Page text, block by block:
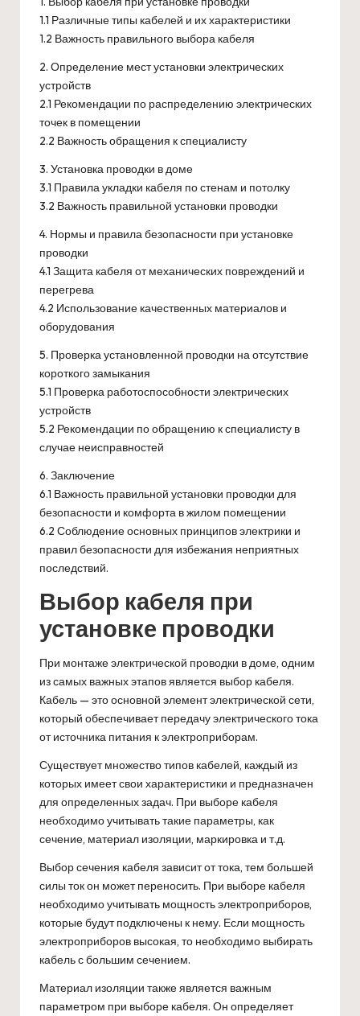
1.1 Различные типы кабелей и их характеристики
1.2 Важность правильного выбора кабеля
2. Определение мест установки электрических
устройств
2.1 Рекомендации по распределению электрических
точек в помещении
2.2 Важность обращения к специалисту
3. Установка проводки в доме
3.1 Правила укладки кабеля по стенам и потолку
3.2 Важность правильной установки проводки
4. Нормы и правила безопасности при установке
проводки
4.1 Защита кабеля от механических повреждений и
перегрева
4.2 Использование качественных материалов и
оборудования
5. Проверка установленной проводки на отсутствие
короткого замыкания
5.1 Проверка работоспособности электрических
устройств
5.2 Рекомендации по обращению к специалисту в
случае неисправностей
6. Заключение
6.1 Важность правильной установки проводки для
безопасности и комфорта в жилом помещении
6.2 Соблюдение основных принципов электрики и
правил безопасности для избежания неприятных
последствий.
Выбор кабеля при
установке проводки
При монтаже электрической проводки в доме, одним
из самых важных этапов является выбор кабеля.
Кабель — это основной элемент электрической сети,
который обеспечивает передачу электрического тока
от источника питания к электроприборам.
Существует множество типов кабелей, каждый из
которых имеет свои характеристики и предназначен
для определенных задач. При выборе кабеля
необходимо учитывать такие параметры, как
сечение, материал изоляции, маркировка и т.д.
Выбор сечения кабеля зависит от тока, тем большей
силы ток он может переносить. При выборе кабеля
необходимо учитывать мощность электроприборов,
которые будут подключены к нему. Если мощность
электроприборов высокая, то необходимо выбирать
кабель с большим сечением.
Материал изоляции также является важным
параметром при выборе кабеля. Он определяет